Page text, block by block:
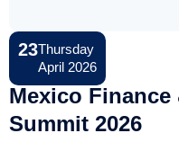
23Thursday
April 2026
Conference
Mexico Finance
Summit 2026